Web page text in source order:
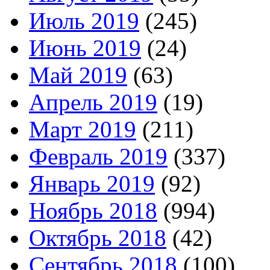
Июль 2019 (245)
Июнь 2019 (24)
Май 2019 (63)
Апрель 2019 (19)
Март 2019 (211)
Февраль 2019 (337)
Январь 2019 (92)
Ноябрь 2018 (994)
Октябрь 2018 (42)
Сентябрь 2018 (100)